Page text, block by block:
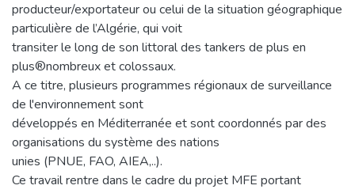
producteur/exportateur ou celui de la situation géographique
particulière de l’Algérie, qui voit
transiter le long de son littoral des tankers de plus en
plus®nombreux et colossaux.
A ce titre, plusieurs programmes régionaux de surveillance
de l'environnement sont
développés en Méditerranée et sont coordonnés par des
organisations du système des nations
unies (PNUE, FAO, AIEA,..).
Ce travail rentre dans le cadre du projet MFE portant